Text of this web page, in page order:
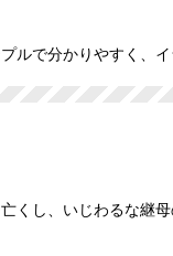
ルで分かりやすく、
くし、いじわるな継